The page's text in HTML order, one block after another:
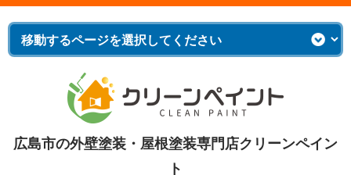
広島市の外壁塗装・屋根塗装専門店クリーンペイン
ト